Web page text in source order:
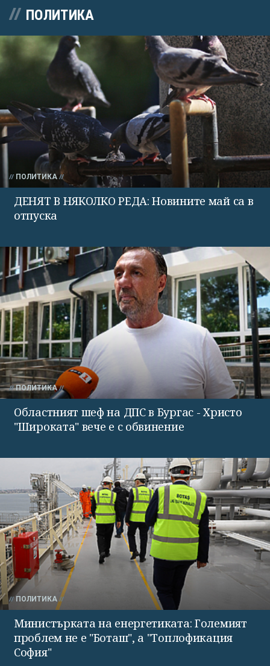
ПОЛИТИКА
ПОЛИТИКА
ДЕНЯТ В НЯКОЛКО РЕДА: Новините май са в
отпуска
ПОЛИТИКА
Областният шеф на ДПС в Бургас - Христо
"Широката" вече е с обвинение
ПОЛИТИКА
Министърката на енергетиката: Големият
проблем не е "Боташ", а "Топлофикация
София"